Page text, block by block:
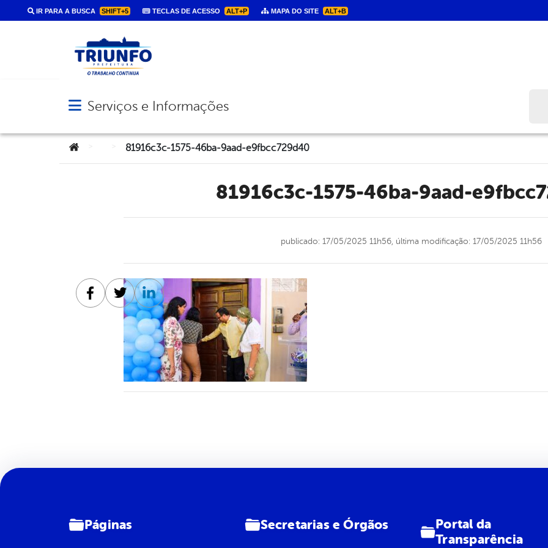
IR PARA A BUSCA SHIFT+5 TECLAS DE ACESSO ALT+P MAPA DO SITE ALT+B
Abrir menu principal de navegação
Serviços e Informações
Você está aqui:81916c3c-1575-46ba-9aad-e9fbcc729d40
81916c3c-1575-46ba-9aad-
publicado: 17/05/2025 11h56, última modificação: 17/05/2025 11h56
Facebook
TwitterLinkedin
Páginas Secretarias e Órgãos
Portal da
Transparência